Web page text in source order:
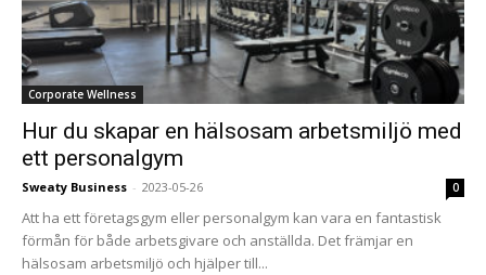
Corporate Wellness
Hur du skapar en hälsosam arbetsmiljö med
ett personalgym
Sweaty Business - 2023-05-26 0
Att ha ett företagsgym eller personalgym kan vara en fantastisk
förmån för både arbetsgivare och anställda. Det främjar en
hälsosam arbetsmiljö och hjälper till...